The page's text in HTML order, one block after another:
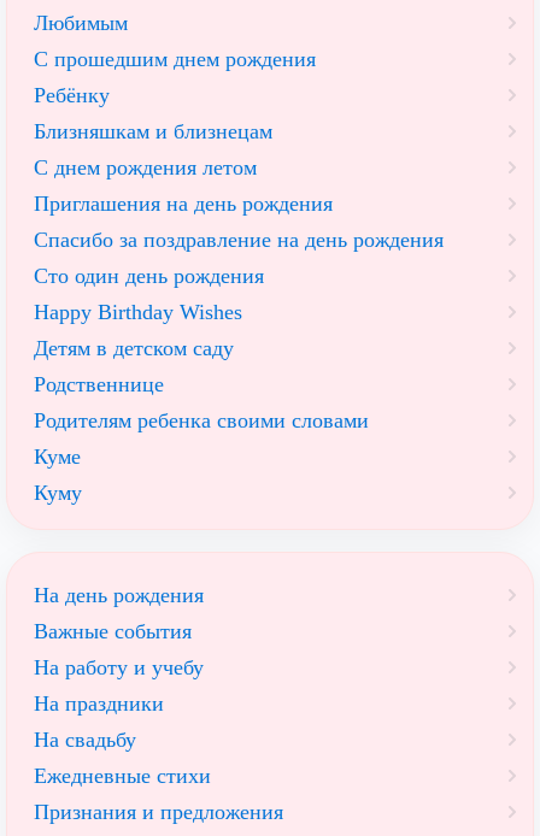
Любимым
С прошедшим днем рождения
Ребёнку
Близняшкам и близнецам
С днем рождения летом
Приглашения на день рождения
Спасибо за поздравление на день рождения
Сто один день рождения
Happy Birthday Wishes
Детям в детском саду
Родственнице
Родителям ребенка своими словами
Куме
Куму
На день рождения
Важные события
На работу и учебу
На праздники
На свадьбу
Ежедневные стихи
Признания и предложения